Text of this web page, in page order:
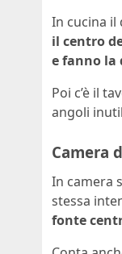
In cucina il
il centro
e fanno la
Poi c’è il
angoli
Camera
In camera
stessa
fonte